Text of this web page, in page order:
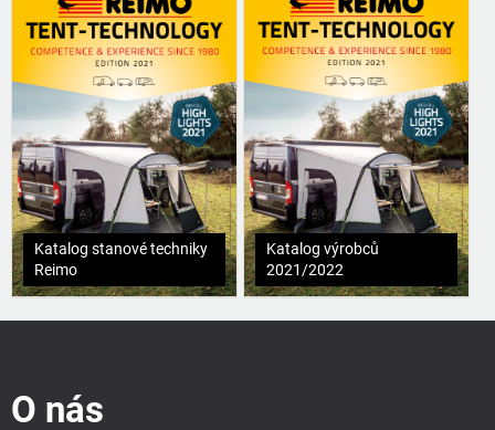
Katalog stanové techniky
Reimo
Katalog výrobců
2021/2022
O nás